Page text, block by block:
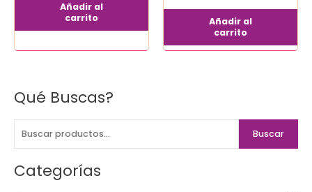
Qué Buscas?
B
c
a
Buscar
Categorías
Añadir al
carrito
Añadir al
carrito